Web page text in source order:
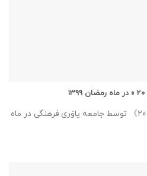
اجرای ششمین دوره 《طرح افطار ۲۰》 توسط جامعه یاوَری فرهنگی در ماه